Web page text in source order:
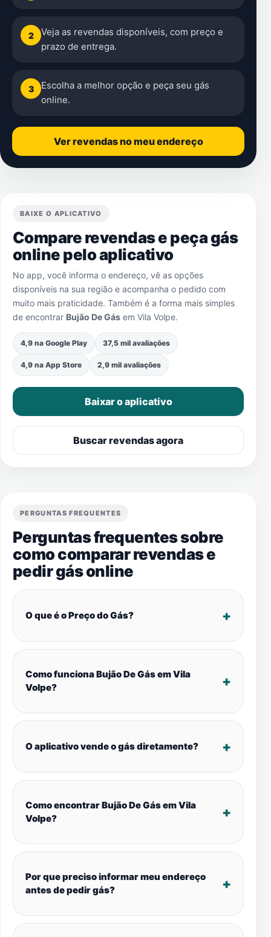
2
Veja as revendas disponíveis, com preço e
prazo de entrega.
3
Escolha a melhor opção e peça seu gás
online.
Ver revendas no meu endereço
BAIXE O APLICATIVO
Compare revendas e peça gás
online pelo aplicativo
No app, você informa o endereço, vê as opções
disponíveis na sua região e acompanha o pedido com
muito mais praticidade. Também é a forma mais simples
de encontrar Bujão De Gás em Vila Volpe.
4,9 na Google Play 37,5 mil avaliações
4,9 na App Store 2,9 mil avaliações
Baixar o aplicativo
Buscar revendas agora
PERGUNTAS FREQUENTES
Perguntas frequentes sobre
como comparar revendas e
pedir gás online
O que é o Preço do Gás?
Como funciona Bujão De Gás em Vila
Volpe?
O aplicativo vende o gás diretamente?
Como encontrar Bujão De Gás em Vila
Volpe?
Por que preciso informar meu endereço
antes de pedir gás?